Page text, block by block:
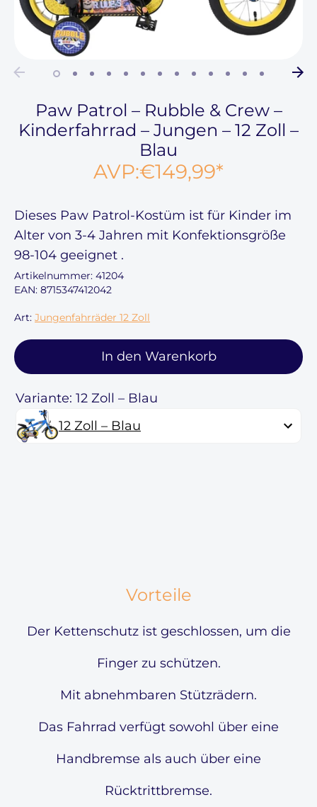
Paw Patrol – Rubble & Crew –
Kinderfahrrad – Jungen – 12 Zoll –
Blau
AVP:€149,99*
Dieses Paw Patrol-Kostüm ist für Kinder im
Alter von 3-4 Jahren mit Konfektionsgröße
98-104 geeignet .
Artikelnummer: 41204
EAN: 8715347412042
Art: Jungenfahrräder 12 Zoll
In den Warenkorb
Variante: 12 Zoll – Blau
12 Zoll – Blau
Vorteile
Der Kettenschutz ist geschlossen, um die
Finger zu schützen.
Mit abnehmbaren Stützrädern.
Das Fahrrad verfügt sowohl über eine
Handbremse als auch über eine
Rücktrittbremse.